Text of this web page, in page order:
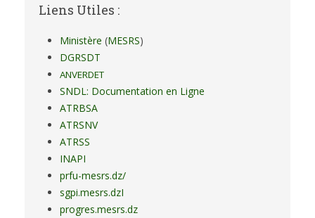
Liens Utiles :
Ministère (MESRS)
DGRSDT
ANVERDET
SNDL: Documentation en Ligne
ATRBSA
ATRSNV
ATRSS
INAPI
prfu-mesrs.dz/
sgpi.mesrs.dzI
progres.mesrs.dz